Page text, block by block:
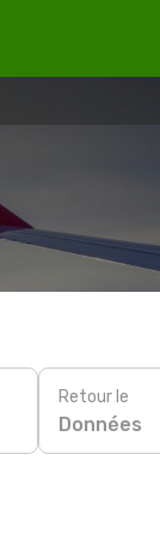
Retour le
Données